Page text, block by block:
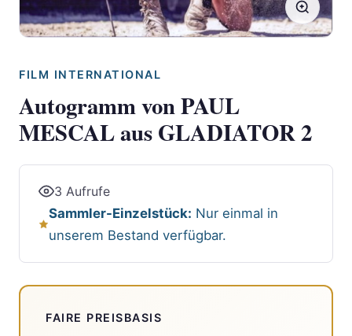
FILM INTERNATIONAL
Autogramm von PAUL
MESCAL aus GLADIATOR 2
3 Aufrufe
Sammler-Einzelstück: Nur einmal in
unserem Bestand verfügbar.
FAIRE PREISBASIS